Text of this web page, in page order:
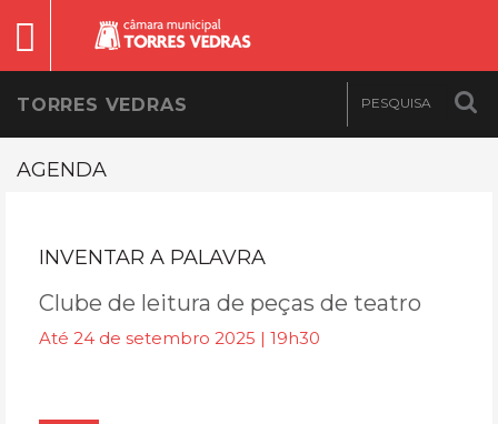
TORRES VEDRAS
AGENDA
INVENTAR A PALAVRA
Clube de leitura de peças de teatro
Até 24 de setembro 2025 | 19h30